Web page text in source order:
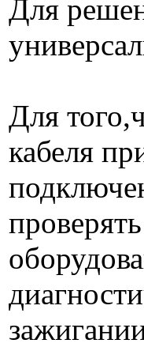
Для
Для
кабеля